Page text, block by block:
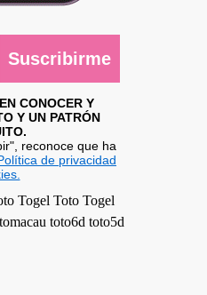
Suscribirme
CONOCER Y
Y UN PATRÓN
reconoce que ha
de privacidad
Togel Toto Togel
toto6d toto5d